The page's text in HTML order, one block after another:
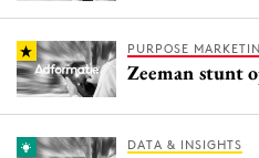
PURPOSE
Zeeman stunt
DATA & INSIGHTS